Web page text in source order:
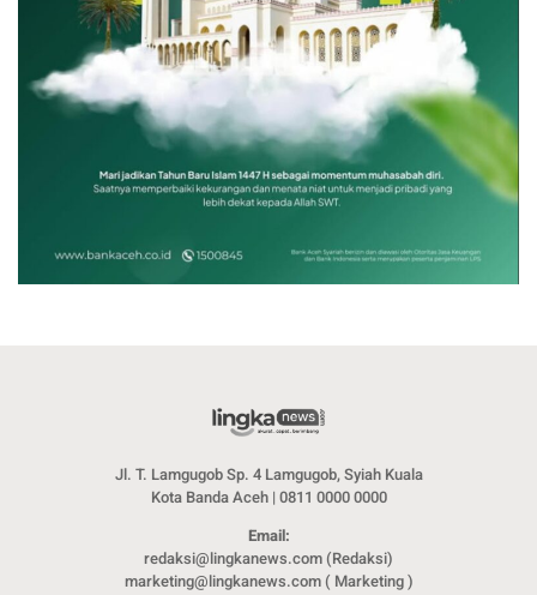
Jl. T. Lamgugob Sp. 4 Lamgugob, Syiah Kuala
Kota Banda Aceh | 0811 0000 0000
Email:
redaksi@lingkanews.com (Redaksi)
marketing@lingkanews.com ( Marketing )